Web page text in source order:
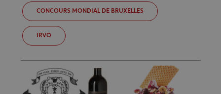
CONCOURS MONDIAL DE BRUXELLES
IRVO